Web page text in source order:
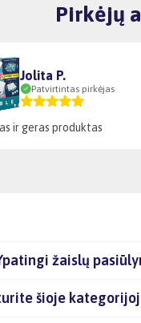
Pirkėjų
Jolita P.
Patvirtintas pirkėjas
ir geras produktas
žaislų
šioje